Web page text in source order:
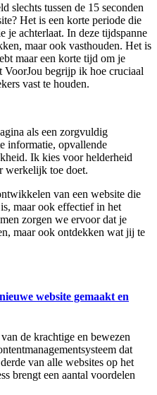
slechts tussen de 15 seconden
Het is een korte periode die
je achterlaat. In deze tijdspanne
maar ook vasthouden. Het is
maar een korte tijd om je
VoorJou begrijp ik hoe cruciaal
vast te houden.
als een zorgvuldig
informatie, opvallende
Ik kies voor helderheid
werkelijk toe doet.
van een website die
maar ook effectief in het
zorgen we ervoor dat je
maar ook ontdekken wat jij te
website gemaakt en
de krachtige en bewezen
dat
van alle websites op het
brengt een aantal voordelen